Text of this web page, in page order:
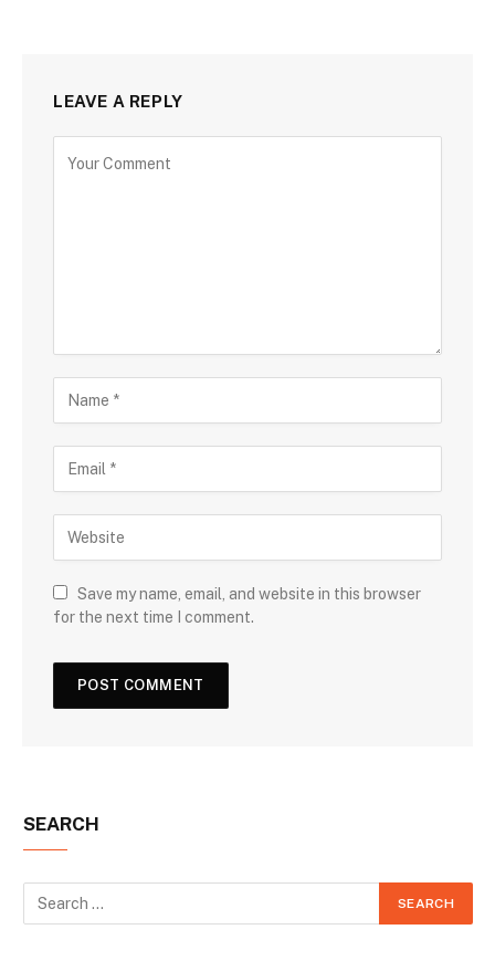
LEAVE A REPLY
Save my name, email, and website in this browser
for the next time I comment.
SEARCH